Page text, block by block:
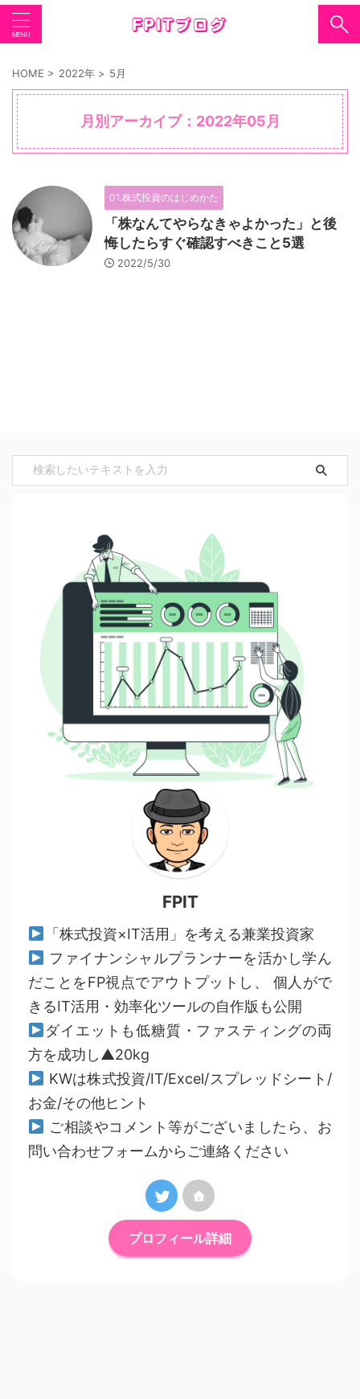
HOME > 2022年 > 5月
月別アーカイブ：2022年05月
01.株式投資のはじめかた
「株なんてやらなきゃよかった」と後
悔したらすぐ確認すべきこと5選
2022/5/30
FPIT
「株式投資×IT活用」を考える兼業投資家
ファイナンシャルプランナーを活かし学ん
だことをFP視点でアウトプットし、 個人がで
きるIT活用・効率化ツールの自作版も公開
ダイエットも低糖質・ファスティングの両
方を成功し▲20kg
KWは株式投資/IT/Excel/スプレッドシート/
お金/その他ヒント
ご相談やコメント等がございましたら、お
問い合わせフォームからご連絡ください
プロフィール詳細